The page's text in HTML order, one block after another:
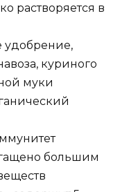
растворяется в
удобрение,
куриного
муки
большим